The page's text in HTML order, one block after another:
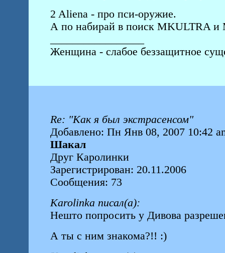
2 Aliena - про пси-оружие.
А по набирай в поиск MKULTRA и
Женщина - слабое беззащитное
Re: "Как я был экстрасенсом"
Добавлено: Пн Янв 08, 2007 10:42
Шакал
Друг Каролинки
Зарегистрирован: 20.11.2006
Сообщения: 73
Karolinka писал(а):
Нешто попросить у Дивова
А ты с ним знакома?!! :)